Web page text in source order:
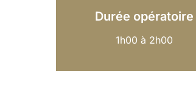
Durée opératoire
1h00 à 2h00